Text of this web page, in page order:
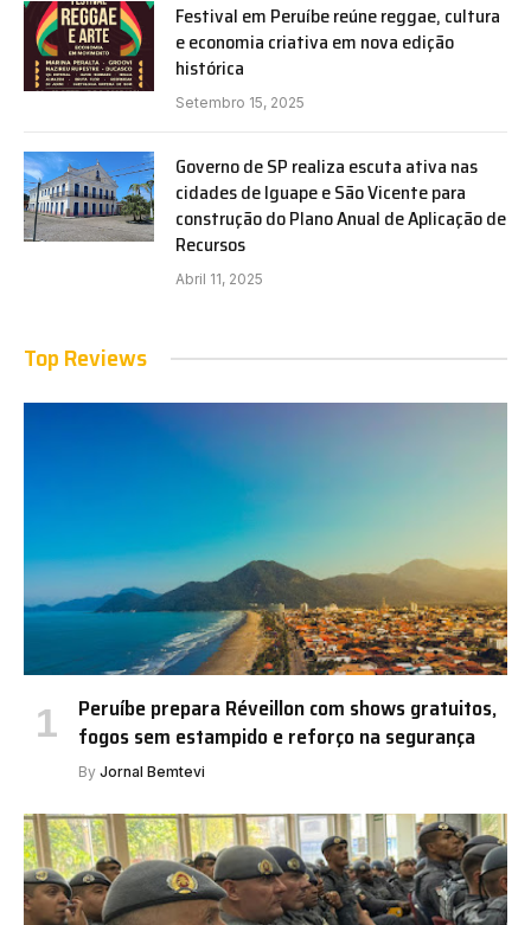
Festival em Peruíbe reúne reggae, cultura
e economia criativa em nova edição
histórica
Setembro 15, 2025
Governo de SP realiza escuta ativa nas
cidades de Iguape e São Vicente para
construção do Plano Anual de Aplicação de
Recursos
Abril 11, 2025
Top Reviews
Peruíbe prepara Réveillon com shows gratuitos,
fogos sem estampido e reforço na segurança
By Jornal Bemtevi